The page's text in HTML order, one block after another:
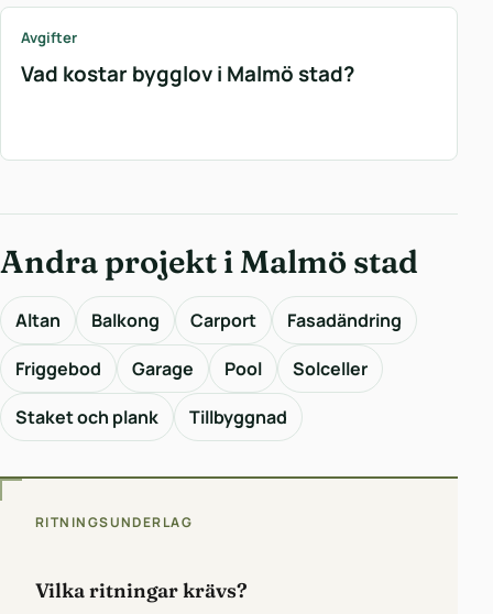
Avgifter
Vad kostar bygglov i Malmö stad?
Andra projekt i Malmö stad
Altan Balkong Carport
Fasadändring
Friggebod
Garage Pool
Solceller
Staket och plank
Tillbyggnad
RITNINGSUNDERLAG
Vilka ritningar krävs?